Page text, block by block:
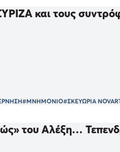
και τους
#ΜΝΗΜΟΝΙΟ#ΣΚΕΥΩΡΙΑ
του Αλέξη…